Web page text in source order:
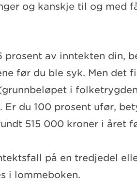
og kanskje til og med
av inntekten din,
før du ble syk. Men det
i
du 100 prosent ufør,
515 000 kroner i året
på en tredjedel
i lommeboken.